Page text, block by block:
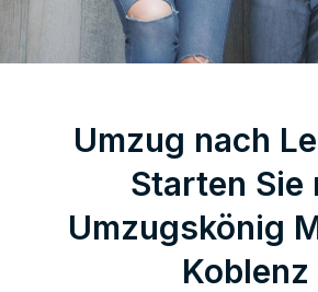
Umzug nach
Starten Sie
Umzugskönig
Koblenz